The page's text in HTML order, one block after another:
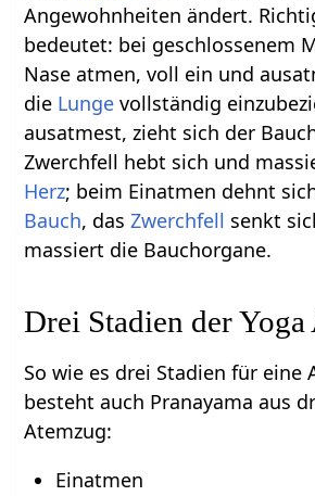
Angewohnheiten ändert.
bedeutet: bei geschlossenem
Nase atmen, voll ein und
die Lunge vollständig
ausatmest, zieht sich der
Zwerchfell hebt sich und
Herz; beim Einatmen dehnt
Bauch, dasZwerchfell senkt
massiert die Bauchorgane.
Drei Stadien der
So wie es drei Stadien für eine
besteht auch Pranayama aus
Atemzug:
Einatmen